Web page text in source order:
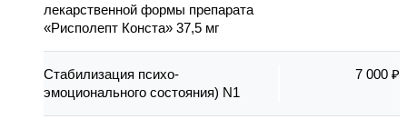
лекарственной формы препарата
«Рисполепт Конста» 37,5 мг
Стабилизация психо-
эмоционального состояния) N1
7 000 ₽